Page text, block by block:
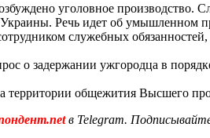
уголовное производство.
Речь идет об умышленном
служебных
о задержании ужгородца в
территории общежития Высшего
в Telegram.